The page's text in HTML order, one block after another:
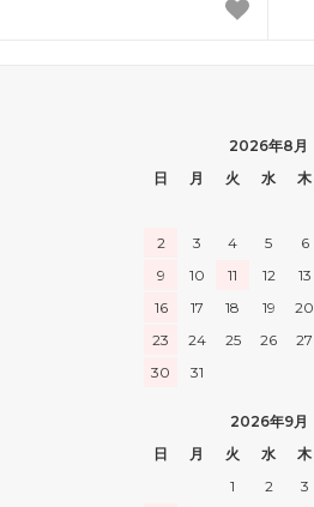
2026年8月
日
月 火 水 木
2
3 4 5 6
9
10 11 12 13
16
17 18 19 20
23
24 25 26 27
30
31
2026年9月
日
月 火 水 木
1
2 3